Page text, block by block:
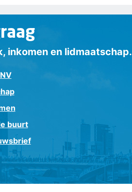
inkomen en lidmaatschap.
buurt